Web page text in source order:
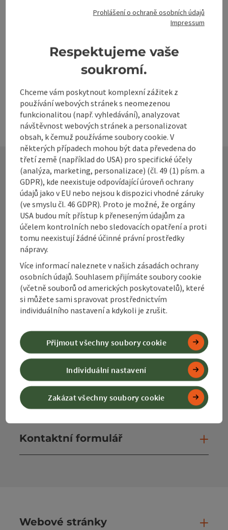
Webová kamera se nachází uprostřed Wurzeralm výhledem
je skvělá destinace pro celou rodinu. Klikněte zde pro
Kontakt
Alpenland Tourismus GmbH
Bahnhofstraße 2
4580 Windischgarsten
+43 50 360 360 360
InstagramFacebookYouTube
Kontaktní formulář
Webové stránky
Prohlášení o ochraně osobních údajů
Impressum
Respektujeme vaše
soukromí.
Chceme vám poskytnout komplexní zážitek z
používání webových stránek s neomezenou
funkcionalitou (např. vyhledávání), analyzovat
návštěvnost webových stránek a personalizovat
obsah, k čemuž používáme soubory cookie. V
některých případech mohou být data převedena do
třetí země (například do USA) pro specifické účely
(analýza, marketing, personalizace) (čl. 49 (1) písm. a
GDPR), kde neexistuje odpovídající úroveň ochrany
údajů jako v EU nebo nejsou k dispozici vhodné záruky
(ve smyslu čl. 46 GDPR). Proto je možné, že orgány
USA budou mít přístup k přeneseným údajům za
účelem kontrolních nebo sledovacích opatření a proti
tomu neexistují žádné účinné právní prostředky
nápravy.
Více informací naleznete v našich zásadách ochrany
osobních údajů. Souhlasem přijímáte soubory cookie
(včetně souborů od amerických poskytovatelů), které
si můžete sami spravovat prostřednictvím
individuálního nastavení a kdykoli je zrušit.
Zakázat všechny soubory cookie
Individuální nastavení
Přijmout všechny soubory cookie